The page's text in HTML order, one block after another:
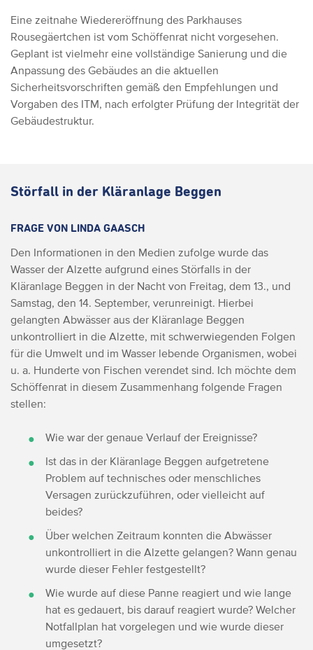
Eine zeitnahe Wiedereröffnung des Parkhauses
Rousegäertchen ist vom Schöffenrat nicht vorgesehen.
Geplant ist vielmehr eine vollständige Sanierung und die
Anpassung des Gebäudes an die aktuellen
Sicherheitsvorschriften gemäß den Empfehlungen und
Vorgaben des ITM, nach erfolgter Prüfung der Integrität der
Gebäudestruktur.
Störfall in der Kläranlage Beggen
FRAGE VON LINDA GAASCH
Den Informationen in den Medien zufolge wurde das
Wasser der Alzette aufgrund eines Störfalls in der
Kläranlage Beggen in der Nacht von Freitag, dem 13., und
Samstag, den 14. September, verunreinigt. Hierbei
gelangten Abwässer aus der Kläranlage Beggen
unkontrolliert in die Alzette, mit schwerwiegenden Folgen
für die Umwelt und im Wasser lebende Organismen, wobei
u. a. Hunderte von Fischen verendet sind. Ich möchte dem
Schöffenrat in diesem Zusammenhang folgende Fragen
stellen:
Wie war der genaue Verlauf der Ereignisse?
Ist das in der Kläranlage Beggen aufgetretene
Problem auf technisches oder menschliches
Versagen zurückzuführen, oder vielleicht auf
beides?
Über welchen Zeitraum konnten die Abwässer
unkontrolliert in die Alzette gelangen? Wann genau
wurde dieser Fehler festgestellt?
Wie wurde auf diese Panne reagiert und wie lange
hat es gedauert, bis darauf reagiert wurde? Welcher
Notfallplan hat vorgelegen und wie wurde dieser
umgesetzt?